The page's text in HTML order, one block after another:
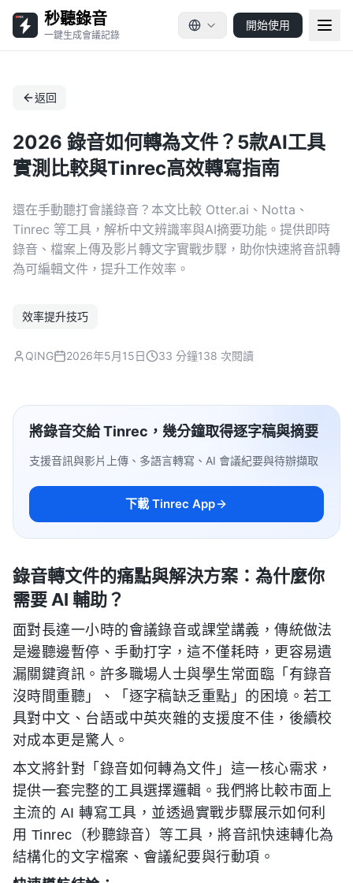
秒聽錄音
一鍵生成會議記錄
開始使用
返回
2026 錄音如何轉為文件？5款AI工具
實測比較與Tinrec高效轉寫指南
還在手動聽打會議錄音？本文比較 Otter.ai、Notta、
Tinrec 等工具，解析中文辨識率與AI摘要功能。提供即時
錄音、檔案上傳及影片轉文字實戰步驟，助你快速將音訊轉
為可編輯文件，提升工作效率。
效率提升技巧
QING 2026年5月15日 33 分鐘138 次閱讀
將錄音交給 Tinrec，幾分鐘取得逐字稿與摘要
支援音訊與影片上傳、多語言轉寫、AI 會議紀要與待辦擷取
下載 Tinrec App
錄音轉文件的痛點與解決方案：為什麼你
需要 AI 輔助？
面對長達一小時的會議錄音或課堂講義，傳統做法
是邊聽邊暫停、手動打字，這不僅耗時，更容易遺
漏關鍵資訊。許多職場人士與學生常面臨「有錄音
沒時間重聽」、「逐字稿缺乏重點」的困境。若工
具對中文、台語或中英夾雜的支援度不佳，後續校
对成本更是驚人。
本文將針對「錄音如何轉為文件」這一核心需求，
提供一套完整的工具選擇邏輯。我們將比較市面上
主流的 AI 轉寫工具，並透過實戰步驟展示如何利
用 Tinrec（秒聽錄音）等工具，將音訊快速轉化為
結構化的文字檔案、會議紀要與行動項。